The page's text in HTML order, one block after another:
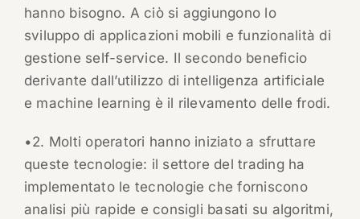
hanno bisogno. A ciò si aggiungono lo
sviluppo di applicazioni mobili e funzionalità di
gestione self-service. Il secondo beneficio
derivante dall’utilizzo di intelligenza artificiale
e machine learning è il rilevamento delle frodi.
•2. Molti operatori hanno iniziato a sfruttare
queste tecnologie: il settore del trading ha
implementato le tecnologie che forniscono
analisi più rapide e consigli basati su algoritmi,